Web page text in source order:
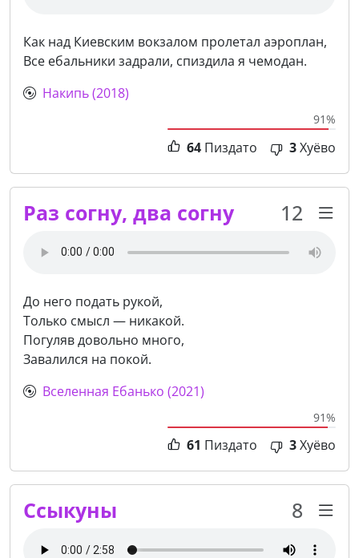
Как над Киевским вокзалом пролетал аэроплан,
Все ебальники задрали, спиздила я чемодан.
Накипь (2018)
91%
64 Пиздато 3Хуёво
Раз согну, два согну 12
До него подать рукой,
Только смысл — никакой.
Погуляв довольно много,
Завалился на покой.
Вселенная Ебанько (2021)
91%
61 Пиздато 3Хуёво
Ссыкуны 8